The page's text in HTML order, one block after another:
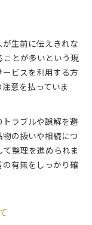
生前に伝えきれな
とが多いという現
ビスを利用する方
意を払っていま
ラブルや誤解を避
の扱いや相続につ
整理を進められま
有無をしっかり確